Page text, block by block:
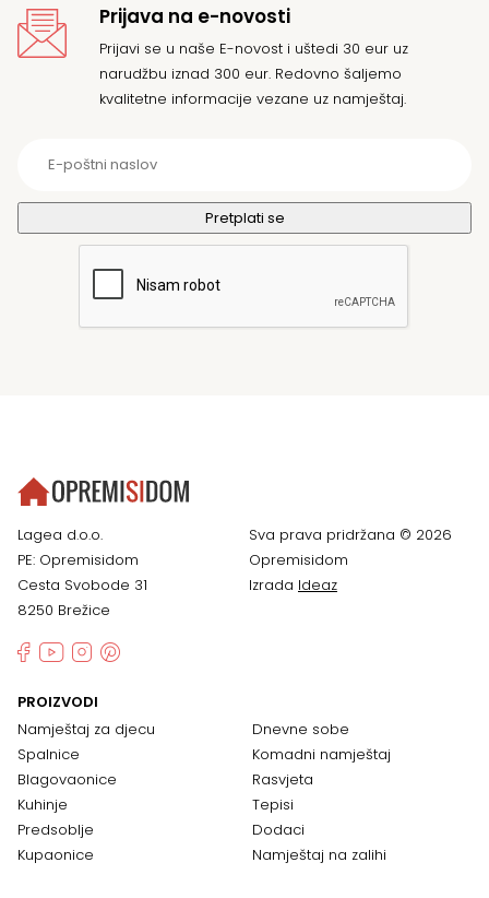
Prijava na e-novosti
Prijavi se u naše E-novost i uštedi 30 eur uz
narudžbu iznad 300 eur. Redovno šaljemo
kvalitetne informacije vezane uz namještaj.
Lagea d.o.o.
PE: Opremisidom
Cesta Svobode 31
8250 Brežice
Sva prava pridržana © 2026
Opremisidom
Izrada Ideaz
PROIZVODI
Namještaj za djecu
Spalnice
Blagovaonice
Kuhinje
Predsoblje
Kupaonice
Dnevne sobe
Komadni namještaj
Rasvjeta
Tepisi
Dodaci
Namještaj na zalihi